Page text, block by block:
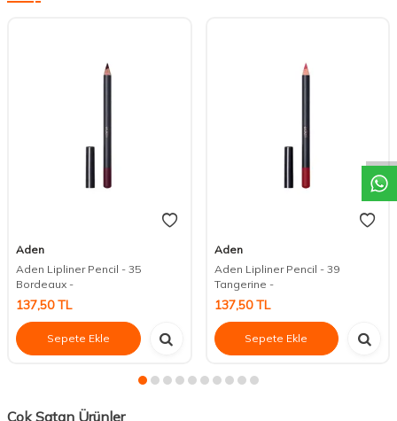
Aden
Aden Lipliner Pencil - 35
Bordeaux -
137,50TL
Sepete Ekle
Aden
Aden Lipliner Pencil - 39
Tangerine -
137,50TL
Sepete Ekle
Çok Satan Ürünler